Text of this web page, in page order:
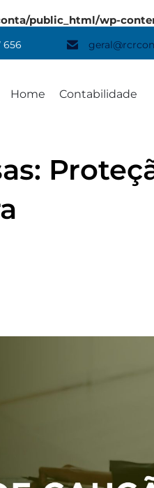
public_html/wp-
656
Home Contabilidade